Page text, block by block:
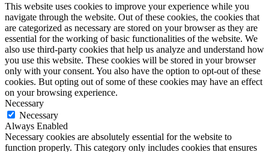
This website uses cookies to improve your experience while you
navigate through the website. Out of these cookies, the cookies that
are categorized as necessary are stored on your browser as they are
essential for the working of basic functionalities of the website. We
also use third-party cookies that help us analyze and understand how
you use this website. These cookies will be stored in your browser
only with your consent. You also have the option to opt-out of these
cookies. But opting out of some of these cookies may have an effect
on your browsing experience.
Necessary
Necessary
Always Enabled
Necessary cookies are absolutely essential for the website to
function properly. This category only includes cookies that ensures